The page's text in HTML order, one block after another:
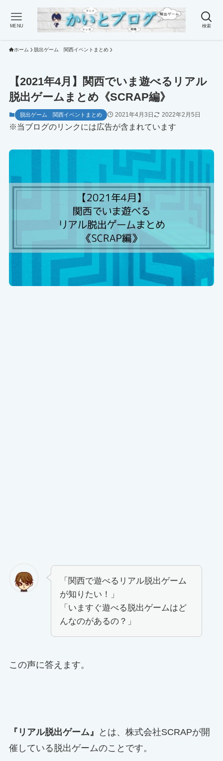
検索
MENU
ホーム 脱出ゲーム 関西イベントまとめ
【2021年4月】関西でいま遊べるリアル
脱出ゲームまとめ《SCRAP編》
脱出ゲーム 関西イベントまとめ 2021年4月3日 2022年2月5日
※当ブログのリンクには広告が含まれています
「関西で遊べるリアル脱出ゲーム
が知りたい！」
「いますぐ遊べる脱出ゲームはど
んなのがあるの？」
この声に答えます。
『リアル脱出ゲーム』
とは、株式会社SCRAPが開
催している脱出ゲームのことです。